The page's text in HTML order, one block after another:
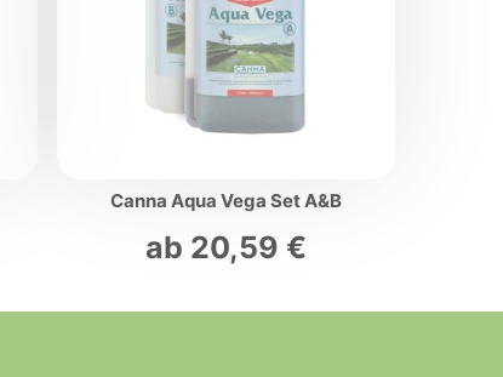
Canna Aqua Vega Set A&B
ab 20,59 €